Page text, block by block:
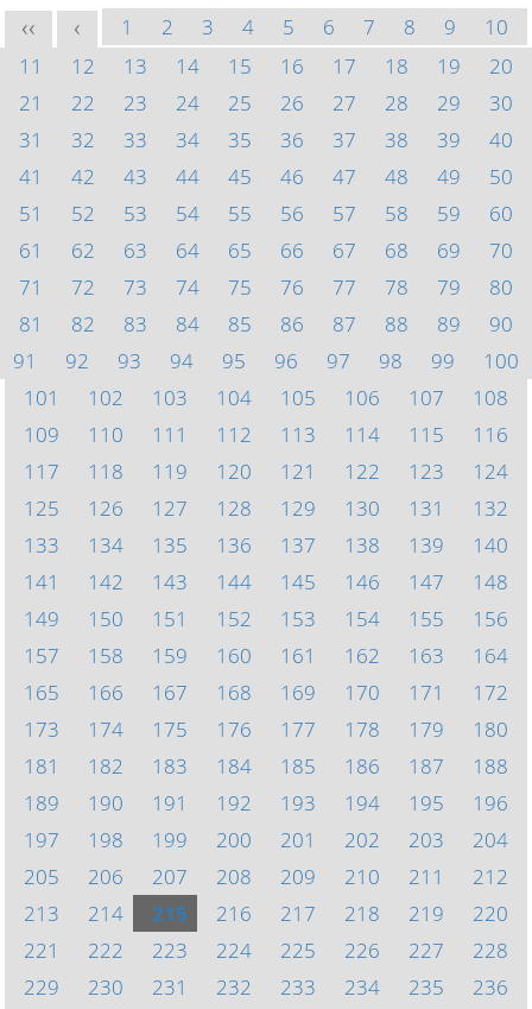
<< < 1 2 3 4 5 6 7 8 9
10
11
12 13 14 15 16 17 18 19
20
21
22 23 24 25 26 27 28 29
30
31
32 33 34 35 36 37 38 39
40
41
42 43 44 45 46 47 48 49
50
51
52 53 54 55 56 57 58 59
60
61
62 63 64 65 66 67 68 69
70
71
72 73 74 75 76 77 78 79
80
81
82 83 84 85 86 87 88 89
90
91
92 93 94 95 96 97 98 99
100
101
102 103 104 105 106 107
108
109
110 111 112 113 114 115
116
117
118 119 120 121 122 123
124
125
126 127 128 129 130 131
132
133
134 135 136 137 138 139
140
141
142 143 144 145 146 147
148
149
150 151 152 153 154 155
156
157
158 159 160 161 162 163
164
165
166 167 168 169 170 171
172
173
174 175 176 177 178 179
180
181
182 183 184 185 186 187
188
189
190 191 192 193 194 195
196
197
198 199 200 201 202 203
204
205
206 207 208 209 210 211
212
213
214 215 216 217 218 219
220
221
222 223 224 225 226 227
228
229
230 231 232 233 234 235
236